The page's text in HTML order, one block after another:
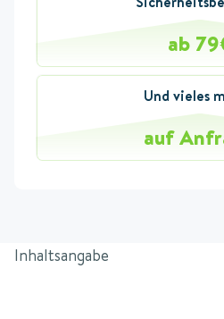
ab
Und vieles
auf
Inhaltsangabe